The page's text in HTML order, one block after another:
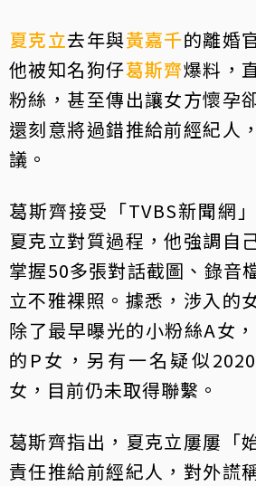
夏克立去年與黃嘉千的離婚
他被知名狗仔葛斯齊爆料，
粉絲，甚至傳出讓女方懷孕
還刻意將過錯推給前經紀人
議。
葛斯齊接受「TVBS新聞網
夏克立對質過程，他強調自
掌握50多張對話截圖、錄音
立不雅裸照。據悉，涉入的
除了最早曝光的小粉絲A女
的P女，另有一名疑似
女，目前仍未取得聯繫。
葛斯齊指出，夏克立屢屢「
責任推給前經紀人，對外謊